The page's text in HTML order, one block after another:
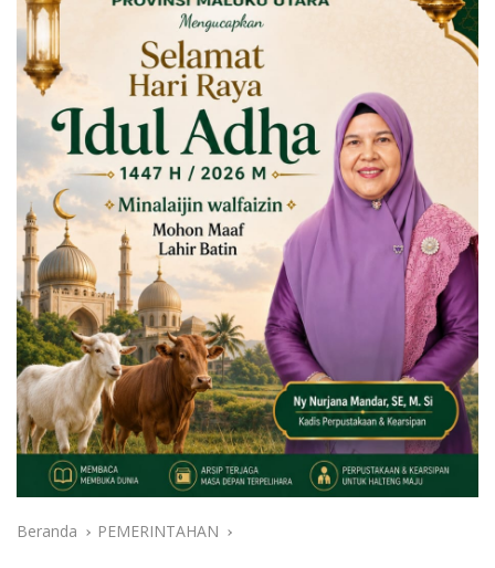
Beranda PEMERINTAHAN